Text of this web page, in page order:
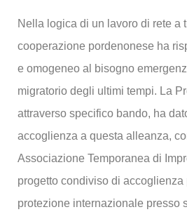
Nella logica di un lavoro di rete a
cooperazione pordenonese ha
e omogeneo al bisogno
migratorio degli ultimi tempi. La
attraverso specifico bando, ha
accoglienza a questa alleanza,
Associazione Temporanea di
progetto condiviso di accoglienza
protezione internazionale presso